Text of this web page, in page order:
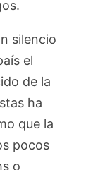
silencio
el
de la
ha
que la
pocos
o